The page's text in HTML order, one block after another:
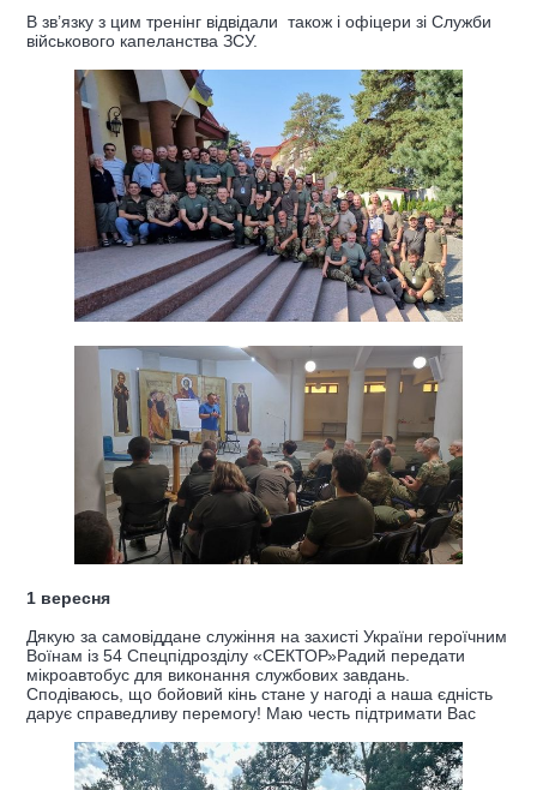
В зв’язку з цим тренінг відвідали також і офіцери зі Служби
військового капеланства ЗСУ.
1 вересня
Дякую за самовіддане служіння на захисті України героїчним
Воїнам із 54 Спецпідрозділу «СЕКТОР»Радий передати
мікроавтобус для виконання службових завдань.
Сподіваюсь, що бойовий кінь стане у нагоді а наша єдність
дарує справедливу перемогу! Маю честь підтримати Вас